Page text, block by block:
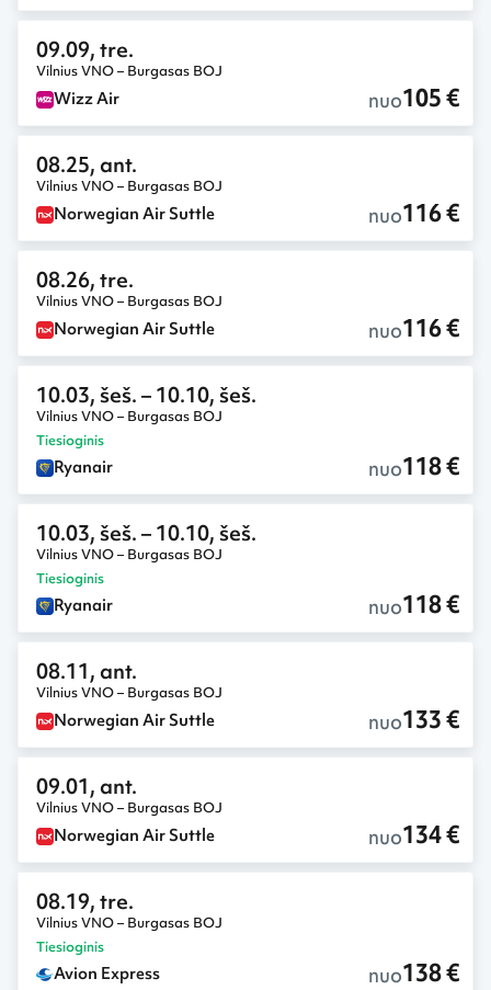
09.09, tre.
Vilnius VNO – Burgasas BOJ
Wizz Air nuo105 €
08.25, ant.
Vilnius VNO – Burgasas BOJ
Norwegian Air Suttle nuo116 €
08.26, tre.
Vilnius VNO – Burgasas BOJ
Norwegian Air Suttle nuo116 €
10.03, šeš.– 10.10, šeš.
Vilnius VNO – Burgasas BOJ
Tiesioginis
Ryanair nuo118 €
10.03, šeš.– 10.10, šeš.
Vilnius VNO – Burgasas BOJ
Tiesioginis
Ryanair nuo118 €
08.11, ant.
Vilnius VNO – Burgasas BOJ
Norwegian Air Suttle nuo133 €
09.01, ant.
Vilnius VNO – Burgasas BOJ
Norwegian Air Suttle nuo134 €
08.19, tre.
Vilnius VNO – Burgasas BOJ
Tiesioginis
Avion Express nuo138 €